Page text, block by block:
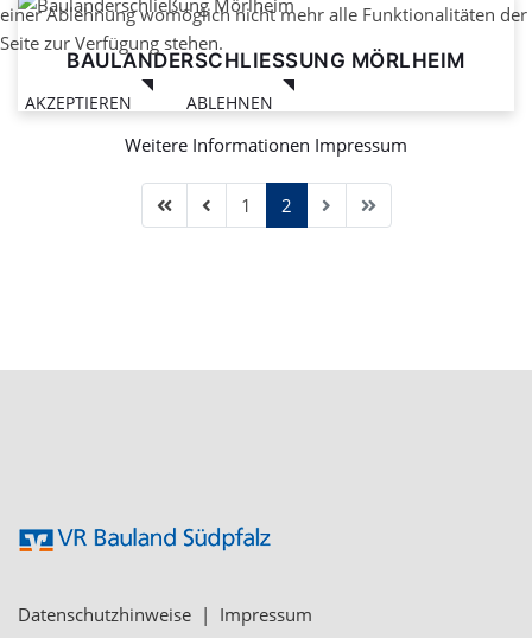
BAULANDERSCHLIESSUNG MÖRLHEIM
1 2
Datenschutzhinweise | Impressum
einer Ablehnung womöglich nicht mehr alle Funktionalitäten der
Seite zur Verfügung stehen.
AKZEPTIEREN ABLEHNEN
Weitere Informationen Impressum